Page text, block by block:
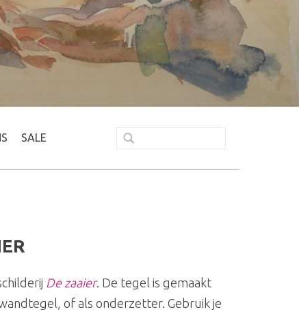
SALE
De zaaier. De tegel is gemaakt
of als onderzetter. Gebruik je